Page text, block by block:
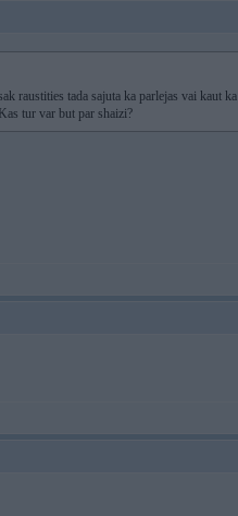
raustities tada sajuta ka parlejas vai kaut ka
tur var but par shaizi?